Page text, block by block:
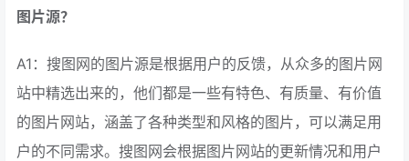
图片源？
A1：搜图网的图片源是根据用户的反馈，从众多的图片网
站中精选出来的，他们都是一些有特色、有质量、有价值
的图片网站，涵盖了各种类型和风格的图片，可以满足用
户的不同需求。搜图网会根据图片网站的更新情况和用户